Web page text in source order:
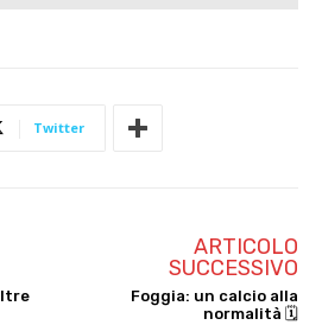
Twitter
ARTICOLO
SUCCESSIVO
Foggia: un calcio alla
normalità 🗓